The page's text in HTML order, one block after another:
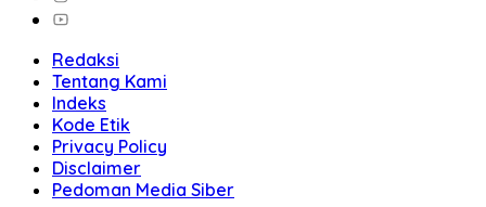
Redaksi
Tentang Kami
Indeks
Kode Etik
Privacy Policy
Disclaimer
Pedoman Media Siber